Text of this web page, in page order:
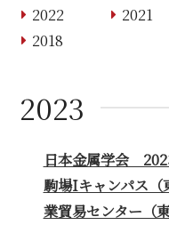
2022
2021
2018
2023
日本金属学会
駒場Iキャンパス（
業貿易センター（
共同利用
セミナー
教育・大学院
お知らせ